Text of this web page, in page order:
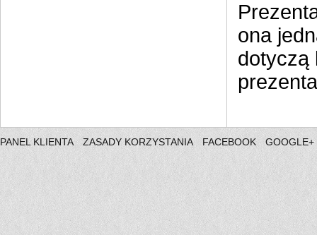
ona
dotyczą
PANEL KLIENTA ZASADY KORZYSTANIA FACEBOOK GOOGLE+